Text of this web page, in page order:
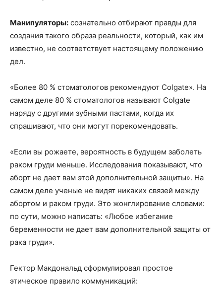
Манипуляторы: сознательно отбирают правды для
создания такого образа реальности, который, как им
известно, не соответствует настоящему положению
дел.
«Более 80 % стоматологов рекомендуют Colgate». На
самом деле 80 % стоматологов называют Colgate
наряду с другими зубными пастами, когда их
спрашивают, что они могут порекомендовать.
«Если вы рожаете, вероятность в будущем заболеть
раком груди меньше. Исследования показывают, что
аборт не дает вам этой дополнительной защиты». На
самом деле ученые не видят никаких связей между
абортом и раком груди. Это жонглирование словами:
по сути, можно написать: «Любое избегание
беременности не дает вам дополнительной защиты от
рака груди».
Гектор Макдональд сформулировал простое
этическое правило коммуникаций: